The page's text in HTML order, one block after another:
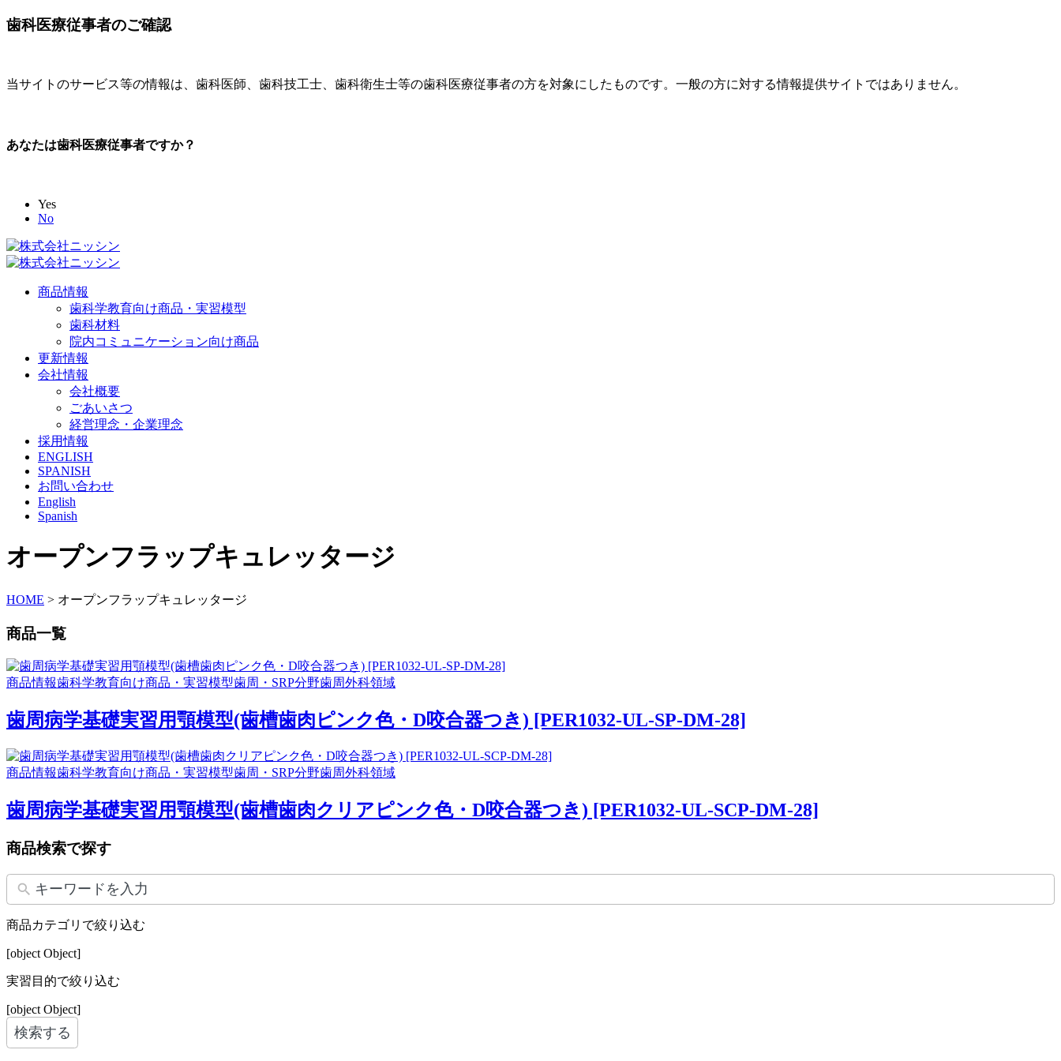
歯科医療従事者のご確認
当サイトのサービス等の情報は、歯科医師、歯科技工士、歯科衛生士等の歯科医療従事者の方を対象にしたものです。一般の方に対する情報提供サイトではありません。
あなたは歯科医療従事者ですか？
Yes
No
商品情報
歯科学教育向け商品・実習模型
歯科材料
院内コミュニケーション向け商品
更新情報
会社情報
会社概要
ごあいさつ
経営理念・企業理念
採用情報
ENGLISH
SPANISH
お問い合わせ
English
Spanish
オープンフラップキュレッタージ
HOME > オープンフラップキュレッタージ
商品一覧
商品情報歯科学教育向け商品・実習模型歯周・SRP分野歯周外科領域
歯周病学基礎実習用顎模型(歯槽歯肉ピンク色・D咬合器つき) [PER1032-UL-SP-DM-28]
商品情報歯科学教育向け商品・実習模型歯周・SRP分野歯周外科領域
歯周病学基礎実習用顎模型(歯槽歯肉クリアピンク色・D咬合器つき) [PER1032-UL-SCP-DM-28]
商品検索で探す
商品カテゴリで絞り込む
[object Object]
実習目的で絞り込む
[object Object]
検索する